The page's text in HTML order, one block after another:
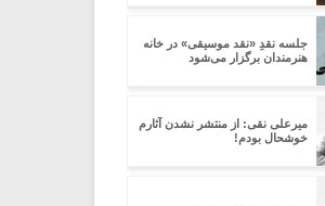
جلسه نقدِ «نقد موسیقی» در خانه
هنرمندان برگزار می‌شود
میرعلی نقی: از منتشر نشدن آثارم
خوشحال بودم!